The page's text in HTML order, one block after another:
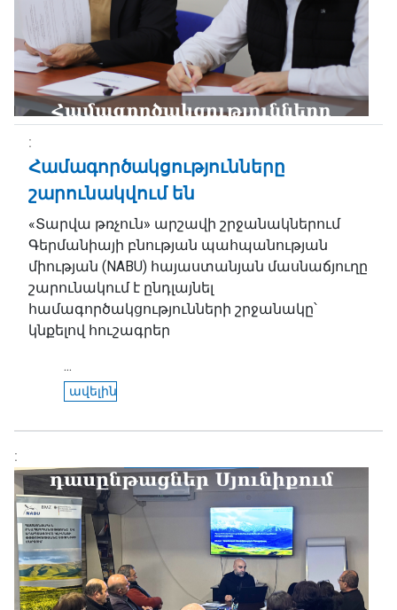
Համագործակցությունները
շարունակվում են
«Տարվա թռչուն» արշավի շրջանակներում
Գերմանիայի բնության պահպանության
միության (NABU) հայաստանյան մասնաճյուղը
շարունակում է ընդլայնել
համագործակցությունների շրջանակը՝
կնքելով հուշագրեր
...
ավելին